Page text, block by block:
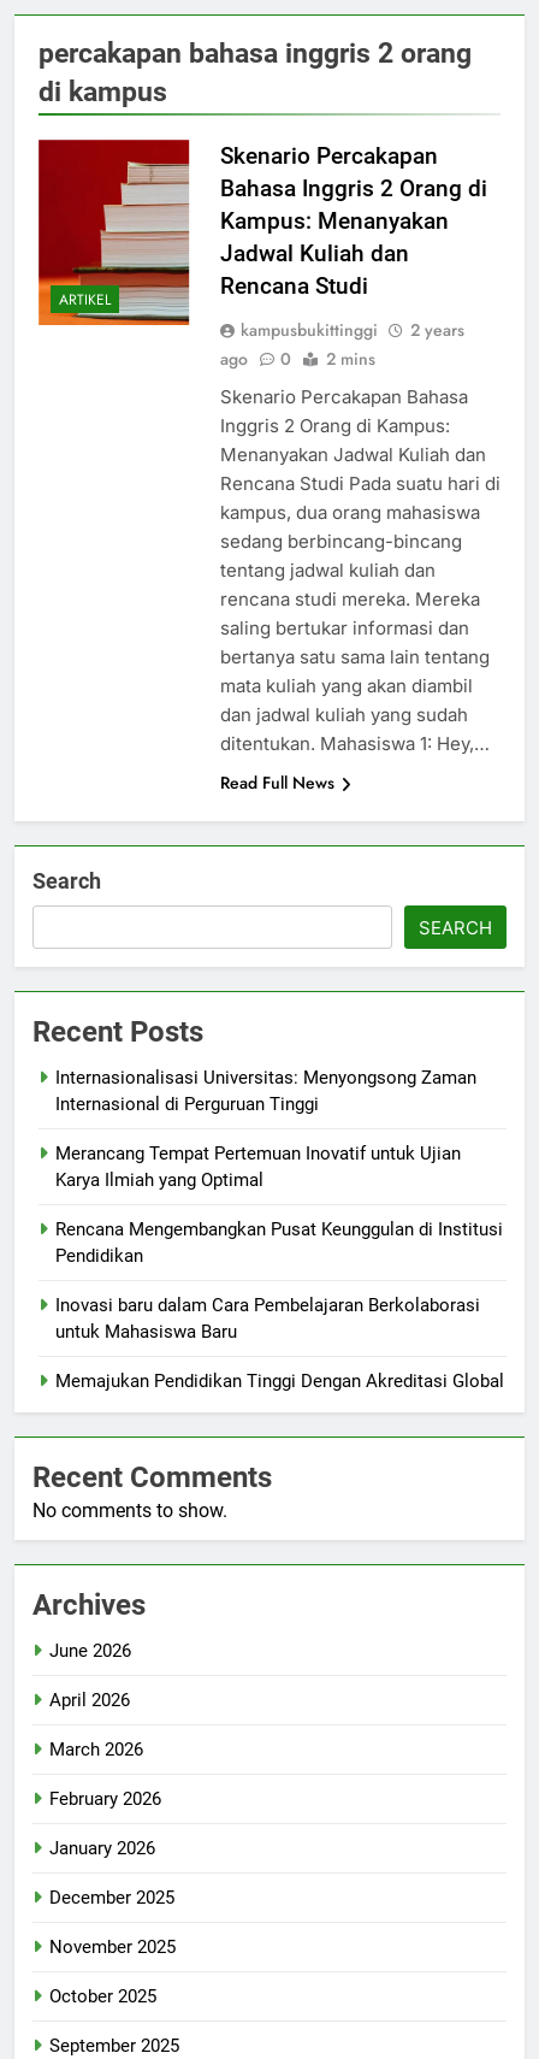
percakapan bahasa inggris 2 orang
di kampus
ARTIKEL
Skenario Percakapan
Bahasa Inggris 2 Orang di
Kampus: Menanyakan
Jadwal Kuliah dan
Rencana Studi
kampusbukittinggi
2 years
ago
0 2 mins
Skenario Percakapan Bahasa
Inggris 2 Orang di Kampus:
Menanyakan Jadwal Kuliah dan
Rencana Studi Pada suatu hari di
kampus, dua orang mahasiswa
sedang berbincang-bincang
tentang jadwal kuliah dan
rencana studi mereka. Mereka
saling bertukar informasi dan
bertanya satu sama lain tentang
mata kuliah yang akan diambil
dan jadwal kuliah yang sudah
ditentukan. Mahasiswa 1: Hey,…
Read Full News
Search
SEARCH
Recent Posts
Internasionalisasi Universitas: Menyongsong Zaman
Internasional di Perguruan Tinggi
Merancang Tempat Pertemuan Inovatif untuk Ujian
Karya Ilmiah yang Optimal
Rencana Mengembangkan Pusat Keunggulan di Institusi
Pendidikan
Inovasi baru dalam Cara Pembelajaran Berkolaborasi
untuk Mahasiswa Baru
Memajukan Pendidikan Tinggi Dengan Akreditasi Global
Recent Comments
No comments to show.
Archives
June 2026
April 2026
March 2026
February 2026
January 2026
December 2025
November 2025
October 2025
September 2025